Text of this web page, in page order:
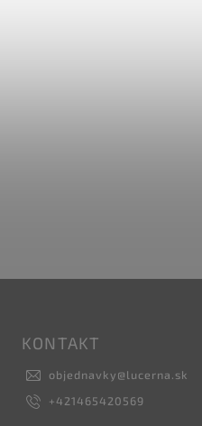
KONTAKT
objednavky@lucerna.sk
+421465420569